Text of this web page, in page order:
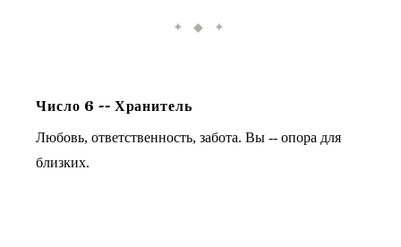
✦ ◆ ✦
Число 6 -- Хранитель
Любовь, ответственность, забота. Вы -- опора для
близких.